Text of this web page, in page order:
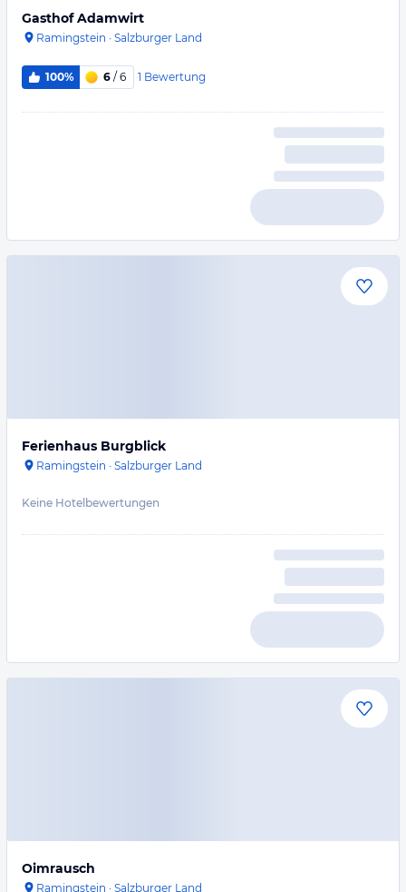
Gasthof Adamwirt
Ramingstein · Salzburger Land
100% 6 / 6 1 Bewertung
Ferienhaus Burgblick
Ramingstein · Salzburger Land
Keine Hotelbewertungen
Oimrausch
Ramingstein · Salzburger Land